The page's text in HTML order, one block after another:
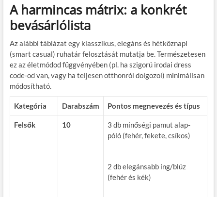
A harmincas mátrix: a konkrét
bevásárlólista
Az alábbi táblázat egy klasszikus, elegáns és hétköznapi
(smart casual) ruhatár felosztását mutatja be. Természetesen
ez az életmódod függvényében (pl. ha szigorú irodai dress
code-od van, vagy ha teljesen otthonról dolgozol) minimálisan
módosítható.
Kategória Darabszám Pontos megnevezés és típus
Felsők 10
3 db minőségi pamut alap-
póló (fehér, fekete, csíkos)
2 db elegánsabb ing/blúz
(fehér és kék)